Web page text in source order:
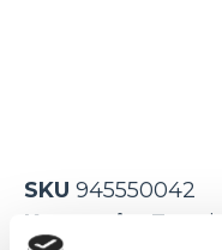
SKU 945550042
Kategorie: